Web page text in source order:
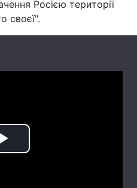
Статті
Вакансії
Росією території
своєї".
Play